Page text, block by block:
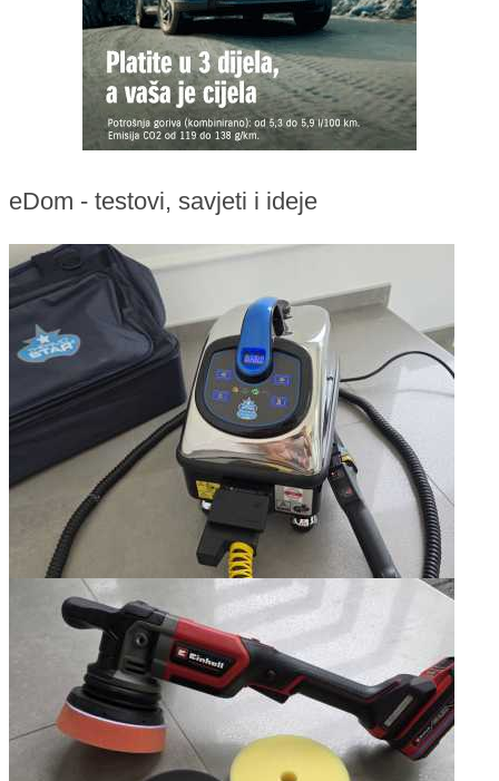
eDom - testovi, savjeti i ideje